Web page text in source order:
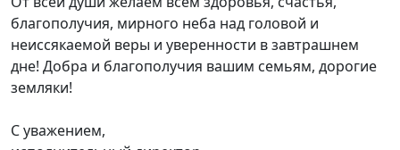
благополучия, мирного неба над головой и
неиссякаемой веры и уверенности в завтрашнем
дне! Добра и благополучия вашим семьям, дорогие
земляки!
С уважением,